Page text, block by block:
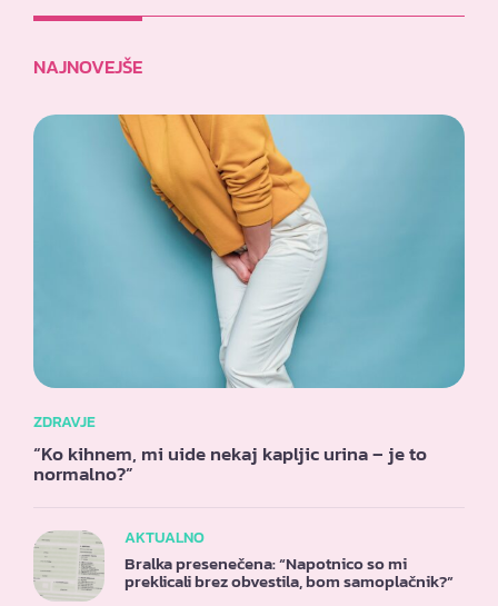
NAJNOVEJŠE
ZDRAVJE
“Ko kihnem, mi uide nekaj kapljic urina – je to
normalno?”
AKTUALNO
Bralka presenečena: “Napotnico so mi
preklicali brez obvestila, bom samoplačnik?”